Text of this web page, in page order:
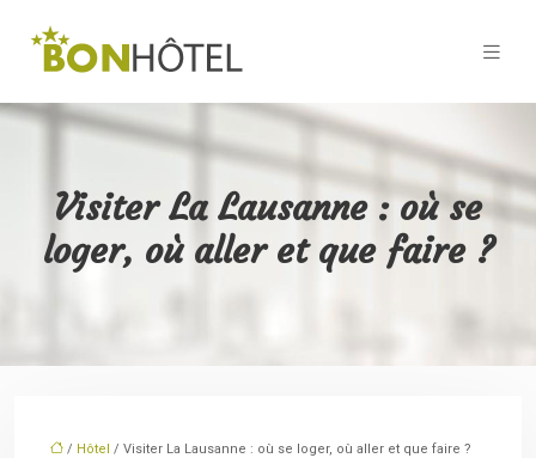
Visiter La Lausanne : où se
loger, où aller et que faire ?
/ Hôtel / Visiter La Lausanne : où se loger, où aller et que faire ?